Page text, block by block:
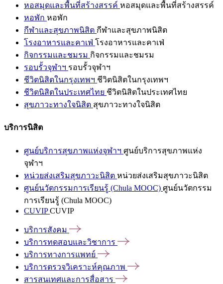
หอสมุดและพื้นที่สร้างสรรค์ หอสมุดและพื้นที่สร้างสรรค์
หอพัก หอพัก
กีฬาและสุขภาพนิสิต กีฬาและสุขภาพนิสิต
โรงอาหารและคาเฟ่ โรงอาหารและคาเฟ่
กิจกรรมและชมรม กิจกรรมและชมรม
รอบรั้วจุฬาฯ รอบรั้วจุฬาฯ
ชีวิตนิสิตในกรุงเทพฯ ชีวิตนิสิตในกรุงเทพฯ
ชีวิตนิสิตในประเทศไทย ชีวิตนิสิตในประเทศไทย
สุขภาวะทางใจนิสิต สุขภาวะทางใจนิสิต
บริการนิสิต
ศูนย์บริการสุขภาพแห่งจุฬาฯ ศูนย์บริการสุขภาพแห่ง
จุฬาฯ
หน่วยส่งเสริมสุขภาวะนิสิต หน่วยส่งเสริมสุขภาวะนิสิต
ศูนย์นวัตกรรมการเรียนรู้ (Chula MOOC) ศูนย์นวัตกรรม
การเรียนรู้ (Chula MOOC)
CUVIPCUVIP
บริการสังคม
บริการทดสอบและวิชาการ
บริการทางการแพทย์
บริการตรวจวิเคราะห์คุณภาพ
สารสนเทศและการสื่อสาร